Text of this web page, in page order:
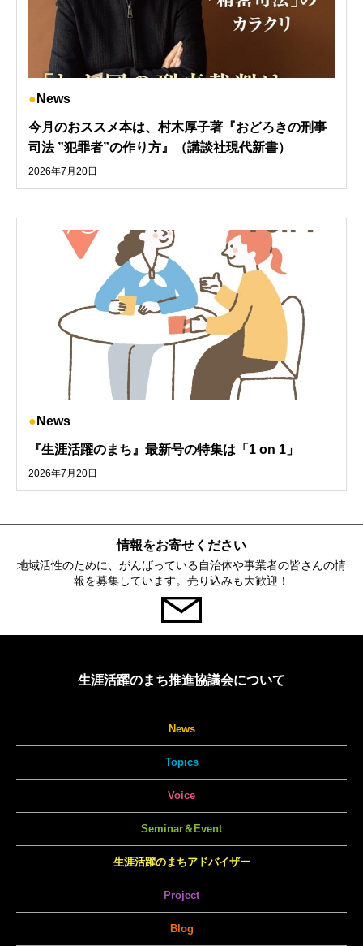
News
今月のおススメ本は、村木厚子著『おどろきの刑事
司法 ”犯罪者”の作り方』（講談社現代新書）
2026年7月20日
News
『生涯活躍のまち』最新号の特集は「1 on 1」
2026年7月20日
情報をお寄せください
地域活性のために、がんばっている自治体や事業者の皆さんの情
報を募集しています。売り込みも大歓迎！
生涯活躍のまち推進協議会について
News
Topics
Voice
Seminar＆Event
生涯活躍のまちアドバイザー
Project
Blog